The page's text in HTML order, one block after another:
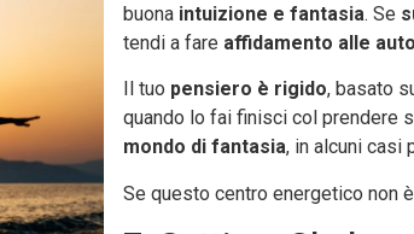
buona intuizione e fantasia. Se
tendi a fare affidamento alle
Il tuo pensiero è rigido, basato
quando lo fai finisci col prendere
mondo di fantasia, in alcuni casi
Se questo centro energetico non